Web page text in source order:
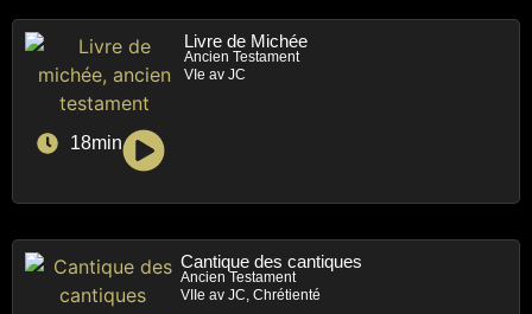
Livre de Michée
Ancien Testament
VIe av JC
18min
Cantique des cantiques
Ancien Testament
VIIe av JC, Chrétienté